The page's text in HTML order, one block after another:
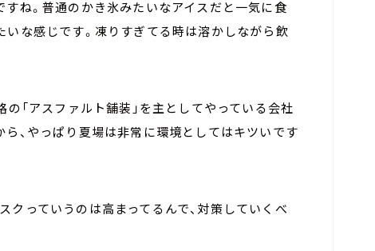
すね。普通のかき氷みたいなアイスだと一気に食
いな感じです。凍りすぎてる時は溶かしながら飲
の「アスファルト舗装」を主としてやっている会社
ら、やっぱり夏場は非常に環境としてはキツいです
クっていうのは高まってるんで、対策していくべ